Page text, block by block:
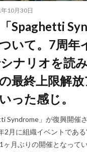
10月30日
Spaghetti
いて。7周
ナリオを読
最終上限解
った感じ。
Syndrome」が復興開催
2月に組織イベントであ
ヶ月ぶりの開催となって